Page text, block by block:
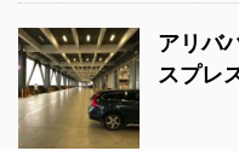
アリバ
スプレ